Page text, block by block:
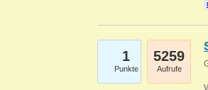
1
Punkte
5259
Aufrufe